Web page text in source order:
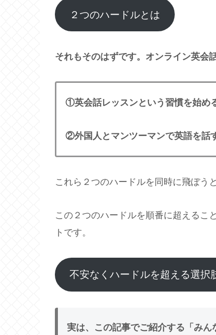
２つのハードルとは
それもそのはずです。オンライン英会
①英会話レッスンという習慣を始め
②外国人とマンツーマンで英語を話
これら２つのハードルを同時に飛ぼう
この２つのハードルを順番に超えるこ
トです。
不安なくハードルを超える選択
実は、この記事でご紹介する「み